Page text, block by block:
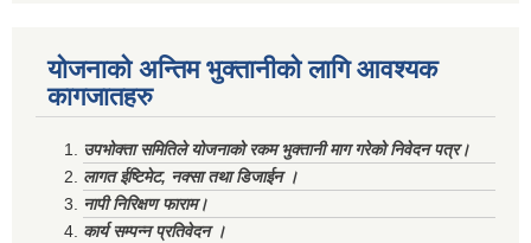
योजनाको अन्तिम भुक्तानीको लागि आवश्यक
कागजातहरु
उपभोक्ता समितिले योजनाको रकम भुक्तानी माग गरेको निवेदन पत्र।
लागत ईष्टिमेट, नक्सा तथा डिजाईन ।
नापी निरिक्षण फाराम।
कार्य सम्पन्न प्रतिवेदन ।